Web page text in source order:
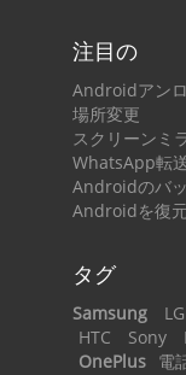
注目の
Androidアン
場所変更
スクリーンミ
WhatsApp転
Androidのバ
Androidを復
タグ
Samsung LG
HTC
Sony
OnePlus 電